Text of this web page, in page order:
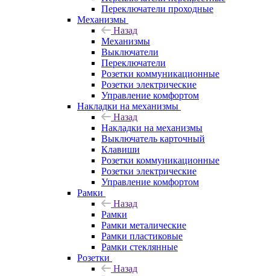
Переключатели проходные
Механизмы
Назад
Механизмы
Выключатели
Переключатели
Розетки коммуникационные
Розетки электрические
Управление комфортом
Накладки на механизмы
Назад
Накладки на механизмы
Выключатель карточный
Клавиши
Розетки коммуникационные
Розетки электрические
Управление комфортом
Рамки
Назад
Рамки
Рамки металические
Рамки пластиковые
Рамки стеклянные
Розетки
Назад